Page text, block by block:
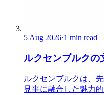
5 Aug 2026·1 min read
ルクセンブルクの
ルクセンブルクは、
見事に融合した魅力